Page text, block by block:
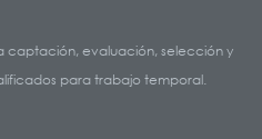
captación, evaluación, selección y
para trabajo temporal.